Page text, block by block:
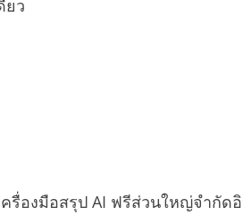
ยว
ครื่องมือสรุป AI ฟรีส่วนใหญ่จำกัด